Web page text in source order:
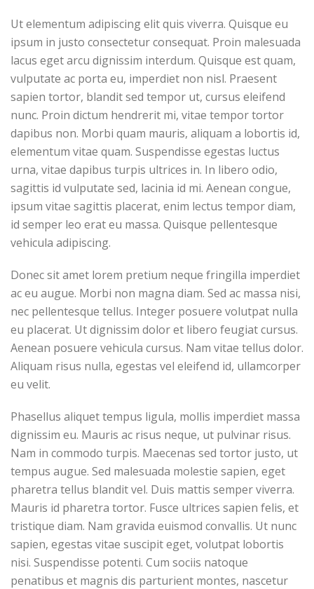
Ut elementum adipiscing elit quis viverra. Quisque eu
ipsum in justo consectetur consequat. Proin malesuada
lacus eget arcu dignissim interdum. Quisque est quam,
vulputate ac porta eu, imperdiet non nisl. Praesent
sapien tortor, blandit sed tempor ut, cursus eleifend
nunc. Proin dictum hendrerit mi, vitae tempor tortor
dapibus non. Morbi quam mauris, aliquam a lobortis id,
elementum vitae quam. Suspendisse egestas luctus
urna, vitae dapibus turpis ultrices in. In libero odio,
sagittis id vulputate sed, lacinia id mi. Aenean congue,
ipsum vitae sagittis placerat, enim lectus tempor diam,
id semper leo erat eu massa. Quisque pellentesque
vehicula adipiscing.
Donec sit amet lorem pretium neque fringilla imperdiet
ac eu augue. Morbi non magna diam. Sed ac massa nisi,
nec pellentesque tellus. Integer posuere volutpat nulla
eu placerat. Ut dignissim dolor et libero feugiat cursus.
Aenean posuere vehicula cursus. Nam vitae tellus dolor.
Aliquam risus nulla, egestas vel eleifend id, ullamcorper
eu velit.
Phasellus aliquet tempus ligula, mollis imperdiet massa
dignissim eu. Mauris ac risus neque, ut pulvinar risus.
Nam in commodo turpis. Maecenas sed tortor justo, ut
tempus augue. Sed malesuada molestie sapien, eget
pharetra tellus blandit vel. Duis mattis semper viverra.
Mauris id pharetra tortor. Fusce ultrices sapien felis, et
tristique diam. Nam gravida euismod convallis. Ut nunc
sapien, egestas vitae suscipit eget, volutpat lobortis
nisi. Suspendisse potenti. Cum sociis natoque
penatibus et magnis dis parturient montes, nascetur